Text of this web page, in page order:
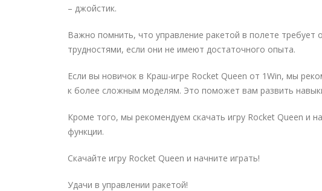
– джойстик.
Важно помнить, что управление ракетой в полете требует
трудностями, если они не имеют достаточного опыта.
Если вы новичок в Краш-игре Rocket Queen от 1Win, мы
к более сложным моделям. Это поможет вам развить
Кроме того, мы рекомендуем скачать игру Rocket Queen и
функции.
Скачайте игру Rocket Queen и начните играть!
Удачи в управлении ракетой!